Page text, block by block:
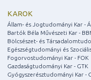
KAROK
Állam- és Jogtudományi Kar -
Bartók Béla Művészeti Kar -
Bölcsészet- és
Egészségtudományi és
Fogorvostudományi Kar - FOK
Gazdaságtudományi Kar - GTK
Gyógyszerésztudományi Kar -